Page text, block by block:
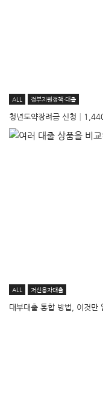
ALL 정부지원정책·대출
청년도약장려금 신청
ALL 저신용자대출
대부대출 통합 방법, 이것